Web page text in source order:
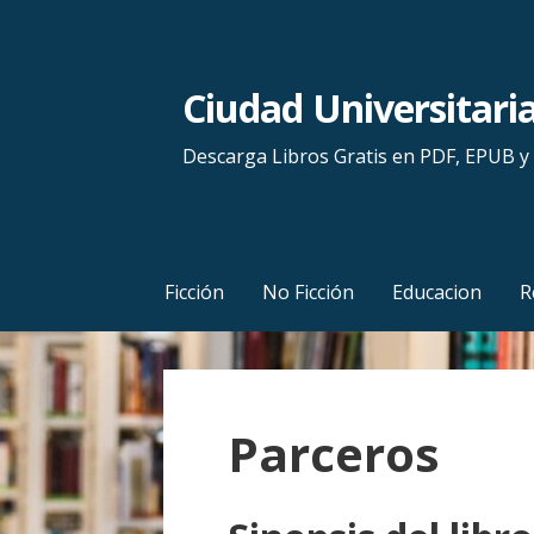
n
t
e
n
i
d
Ciudad
Descarga Libros Gratis en PDF, EPUB y
Ficción No Ficción Educacion
Parceros